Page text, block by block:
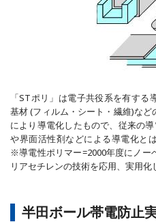
「STポリ」は電子共役系を有す
基材 (フィルム・シート・繊維)な
により導電化したもので、従来の
や界面活性剤などによる導電化と
※導電性ポリマー=2000年度にノー
リアセチレンの技術を応用、実用化
半田ボール帯電防止